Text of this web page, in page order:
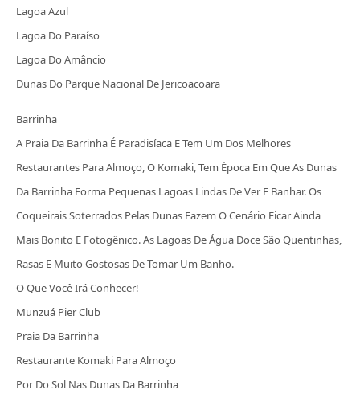
Lagoa Azul
Lagoa Do Paraíso
Lagoa Do Amâncio
Dunas Do Parque Nacional De Jericoacoara
Barrinha
A Praia Da Barrinha É Paradisíaca E Tem Um Dos Melhores
Restaurantes Para Almoço, O Komaki, Tem Época Em Que As Dunas
Da Barrinha Forma Pequenas Lagoas Lindas De Ver E Banhar. Os
Coqueirais Soterrados Pelas Dunas Fazem O Cenário Ficar Ainda
Mais Bonito E Fotogênico. As Lagoas De Água Doce São Quentinhas,
Rasas E Muito Gostosas De Tomar Um Banho.
O Que Você Irá Conhecer!
Munzuá Pier Club
Praia Da Barrinha
Restaurante Komaki Para Almoço
Por Do Sol Nas Dunas Da Barrinha